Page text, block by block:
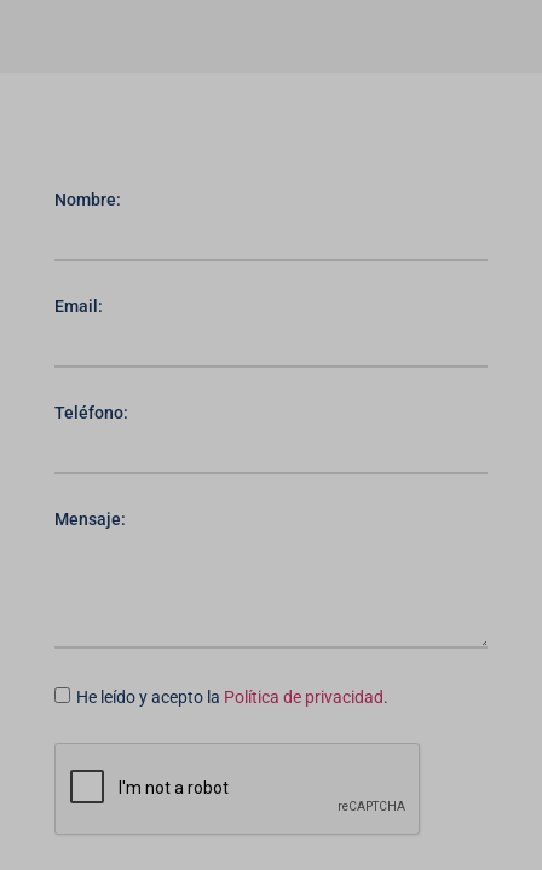
Nombre:
Email:
Teléfono:
Mensaje:
He leído y acepto la Política de privacidad.